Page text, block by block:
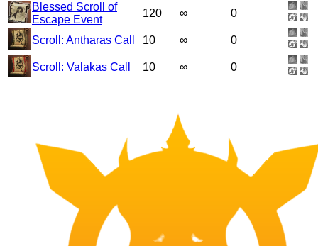
Blessed Scroll of
Escape Event
120 ∞ 0
Scroll: Antharas Call 10 ∞ 0
Scroll: Valakas Call 10 ∞ 0